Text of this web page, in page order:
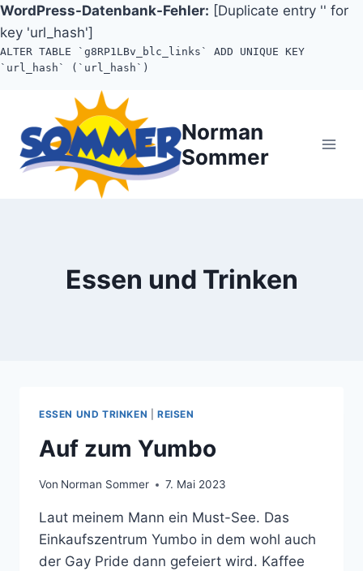
WordPress-Datenbank-Fehler: [Duplicate entry '' for
key 'url_hash']
ALTER TABLE `g8RP1LBv_blc_links` ADD UNIQUE KEY
`url_hash` (`url_hash`)
springen
Norman
Sommer
Essen und Trinken
ESSEN UND TRINKEN REISEN
Auf zum Yumbo
Von Norman Sommer 7. Mai 2023
Laut meinem Mann ein Must-See. Das
Einkaufszentrum Yumbo in dem wohl auch
der Gay Pride dann gefeiert wird. Kaffee